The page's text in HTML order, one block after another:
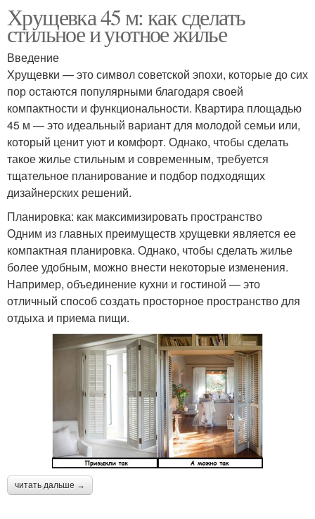
Хрущевка 45 м: как сделать
стильное и уютное жилье
Введение
Хрущевки — это символ советской эпохи, которые до сих
пор остаются популярными благодаря своей
компактности и функциональности. Квартира площадью
45 м — это идеальный вариант для молодой семьи или,
который ценит уют и комфорт. Однако, чтобы сделать
такое жилье стильным и современным, требуется
тщательное планирование и подбор подходящих
дизайнерских решений.
Планировка: как максимизировать пространство
Одним из главных преимуществ хрущевки является ее
компактная планировка. Однако, чтобы сделать жилье
более удобным, можно внести некоторые изменения.
Например, объединение кухни и гостиной — это
отличный способ создать просторное пространство для
отдыха и приема пищи.
читать дальше →